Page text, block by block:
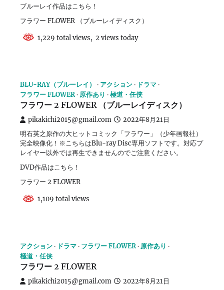
ブルーレイ作品はこちら！
フラワー FLOWER （ブルーレイディスク）
1,229 total views, 2 views today
BLU-RAY（ブルーレイ） アクション
ドラマ
フラワー FLOWER
原作あり 極道・任侠
フラワー 2 FLOWER （ブルーレイディスク）
pikakichi2015@gmail.com 2022年8月21日
明石英之原作の大ヒットコミック「フラワー」（少年画報社）
完全映像化！※こちらはBlu-ray Disc専用ソフトです。対応プ
レイヤー以外では再生できませんのでご注意ください。
DVD作品はこちら！
フラワー 2 FLOWER
1,109 total views
アクション ドラマ フラワー FLOWER
原作あり
極道・任侠
フラワー 2 FLOWER
pikakichi2015@gmail.com 2022年8月21日